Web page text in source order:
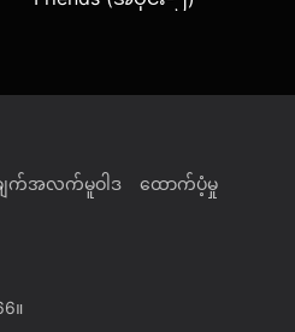
က်အလက်မူဝါဒ ထောက်ပံ့မှု
။